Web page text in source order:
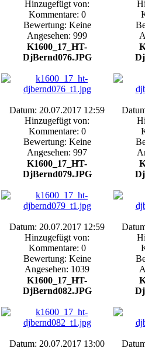
Hinzugefügt von:
Kommentare: 0
Bewertung: Keine
Angesehen: 999
K1600_17_HT-
DjBernd076.JPG
Datum: 20.07.2017 12:59
Hinzugefügt von:
Kommentare: 0
Bewertung: Keine
Angesehen: 997
K1600_17_HT-
DjBernd079.JPG
Datum: 20.07.2017 12:59
Hinzugefügt von:
Kommentare: 0
Bewertung: Keine
Angesehen: 1039
K1600_17_HT-
DjBernd082.JPG
Datum: 20.07.2017 13:00